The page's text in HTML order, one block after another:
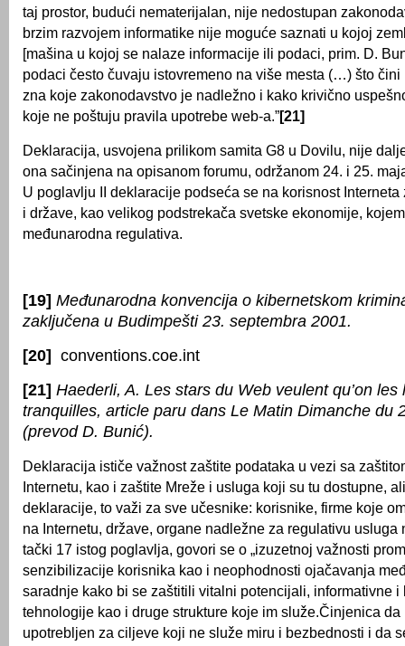
taj prostor, budući nematerijalan, nije nedostupan
brzim razvojem informatike nije moguće saznati u kojoj
[mašina u kojoj se nalaze informacije ili podaci, prim. D.
podaci često čuvaju istovremeno na više mesta (…) što čini
zna koje zakonodavstvo je nadležno i kako krivično
koje ne poštuju pravila upotrebe web-a.”[21]
Deklaracija, usvojena prilikom samita G8 u Dovilu, nije
ona sačinjena na opisanom forumu, održanom 24. i 25.
U poglavlju II deklaracije podseća se na korisnost Interneta
i države, kao velikog podstrekača svetske ekonomije,
međunarodna regulativa.
[19] Međunarodna konvencija o kibernetskom
zaključena u Budimpešti 23. septembra 2001.
[20]
conventions.coe.int
[21] Haederli, A. Les stars du Web veulent qu’on les
tranquilles, article paru dans Le Matin Dimanche du
(prevod D. Bunić).
Deklaracija ističe važnost zaštite podataka u vezi sa
Internetu, kao i zaštite Mreže i usluga koji su tu dostupne,
deklaracije, to važi za sve učesnike: korisnike, firme koje
na Internetu, države, organe nadležne za regulativu usluga
tački 17 istog poglavlja, govori se o „izuzetnoj važnosti
senzibilizacije korisnika kao i neophodnosti ojačavanja
saradnje kako bi se zaštitili vitalni potencijali, informativne i
tehnologije kao i druge strukture koje im služe.Činjenica da
upotrebljen za ciljeve koji ne služe miru i bezbednosti i da